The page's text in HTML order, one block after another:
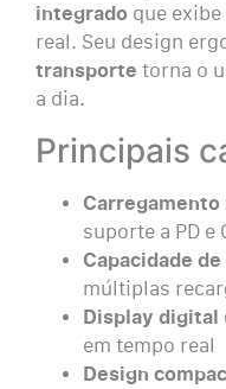
integrado que
real. Seu design
transporte torna o
a dia.
Principais
suporte a PD e
Capacidade
múltiplas
Display digital
em tempo real
Design